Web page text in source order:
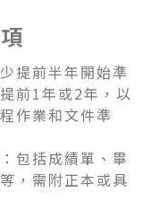
提前半年開始準
前1年或2年，以
作業和文件準
包括成績單、畢
，需附正本或具